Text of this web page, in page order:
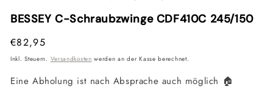
öffnen
öffnen
BESSEY C-Schraubzwinge CDF410C 245/150
Normaler
Preis
€82,95
Inkl. Steuern. Versandkosten werden an der Kasse berechnet.
Eine Abholung ist nach Absprache auch möglich 🏠